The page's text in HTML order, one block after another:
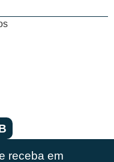
receba em